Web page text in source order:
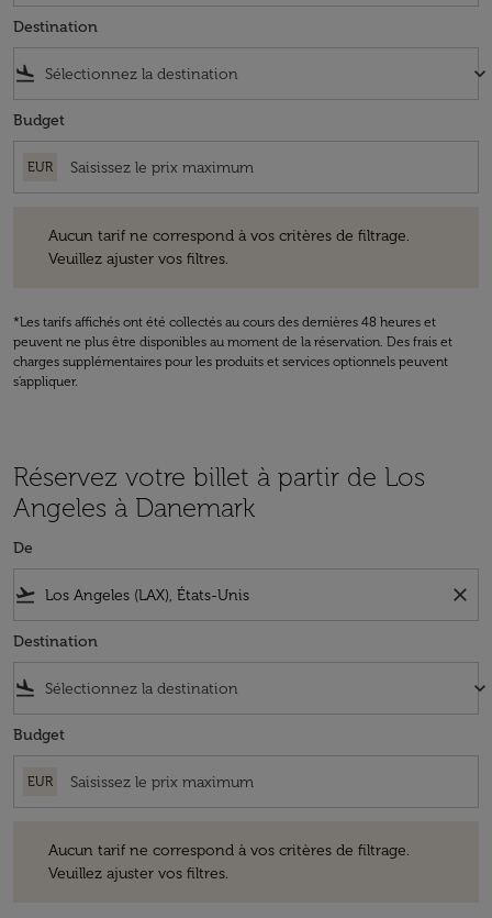
Destination
flight_land keyboard_arrow_down
Budget
EUR
Aucun tarif ne correspond à vos critères de filtrage.
Veuillez ajuster vos filtres.
*Les tarifs affichés ont été collectés au cours des dernières 48 heures et
peuvent ne plus être disponibles au moment de la réservation. Des frais et
charges supplémentaires pour les produits et services optionnels peuvent
s'appliquer.
Réservez votre billet à partir de Los
Angeles à Danemark
De
flight_takeoff close
Destination
flight_land keyboard_arrow_down
Budget
EUR
Aucun tarif ne correspond à vos critères de filtrage.
Veuillez ajuster vos filtres.